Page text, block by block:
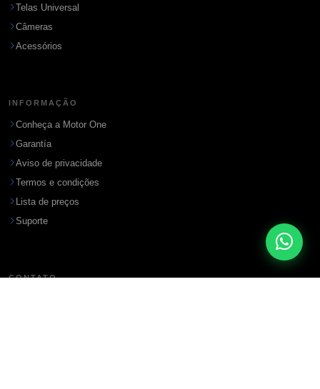
Telas Universal
Câmeras
Acessórios
INFORMAÇÃO
Conheça a Motor One
Garantía
Aviso de privacidade
Termos e condições
Lista de preços
Suporte
CONTATO